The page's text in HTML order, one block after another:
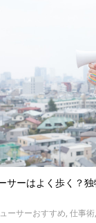
サーはよく歩く？
ーサーおすすめ, 仕事術,